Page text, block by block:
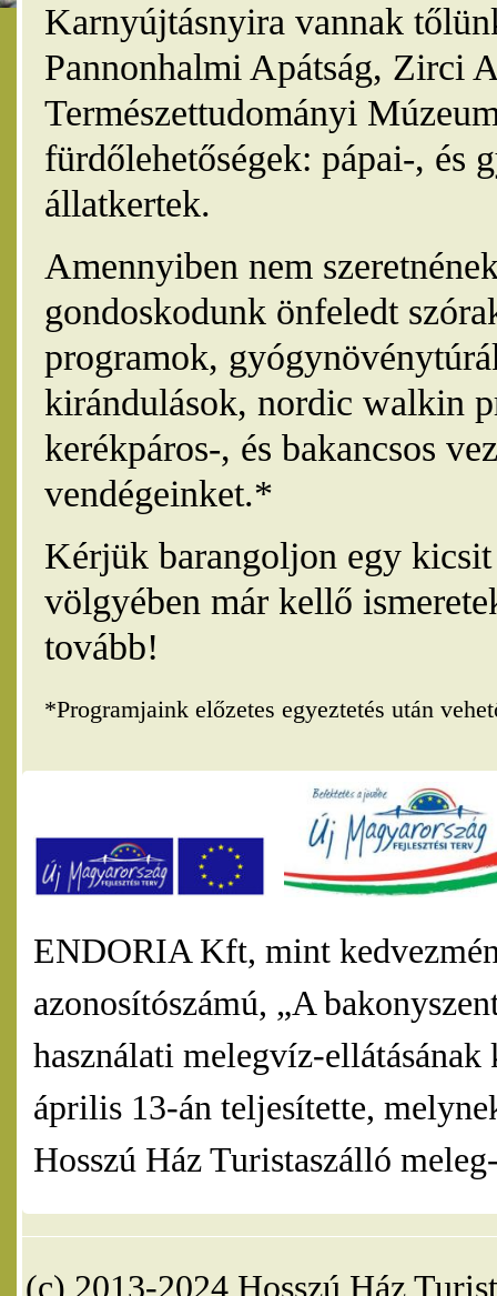
Karnyújtásnyira vannak
Pannonhalmi Apátság, Zirci
Természettudományi
fürdőlehetőségek: pápai-, és
állatkertek.
Amennyiben nem
gondoskodunk önfeledt
programok,
kirándulások, nordic walkin
kerékpáros-, és bakancsos
vendégeinket.*
Kérjük barangoljon egy
völgyében már kellő
tovább!
*Programjaink előzetes egyeztetés után
ENDORIA Kft, mint
azonosítószámú, „A
használati melegvíz-
április 13-án teljesítette,
Hosszú Ház Turistaszálló
(c) 2013-2024 Hosszú Ház